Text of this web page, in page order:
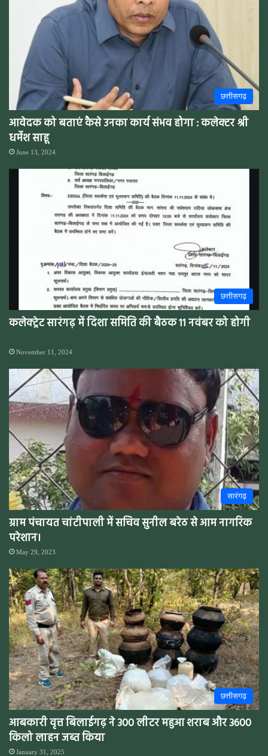
छत्तीसगढ़
आवेदक को बताएं कैसे उनका कार्य संभव होगा : कलेक्टर श्री
धर्मेश साहू
June 13, 2024
छत्तीसगढ़
कलेक्ट्रेट सारंगढ़ में दिशा समिति की बैठक 11 नवंबर को होगी
November 11, 2024
सारंगढ़
ग्राम पंचायत चांटीपाली में सचिव सुनील बरेठ से आम नागरिक
परेशान।
May 29, 2023
छत्तीसगढ़
आबकारी वृत्त बिलाईगढ़ ने 300 लीटर महुआ शराब और 3600
किलो लाहन जब्त किया
January 31, 2025